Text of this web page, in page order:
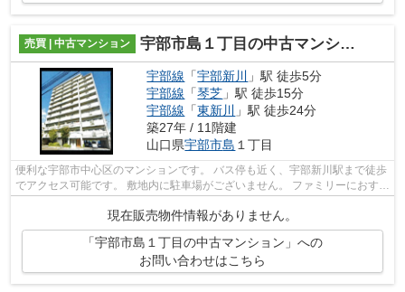
売買 | 中古マンション 宇部市島１丁目の中古マンション
宇部線 「宇部新川
」駅 徒歩5分
宇部線 「琴芝 」駅 徒歩15分
宇部線 「東新川
」駅 徒歩24分
築27年 / 11階建
山口県宇部市島 １丁目
便利な宇部市中心区のマンションです。 バス停も近く、宇部新川駅まで徒歩
でアクセス可能です。 敷地内に駐車場がございません。 ファミリーにおすす
現在販売物件情報がありません。
「宇部市島１丁目の中古マンション」への
お問い合わせはこちら